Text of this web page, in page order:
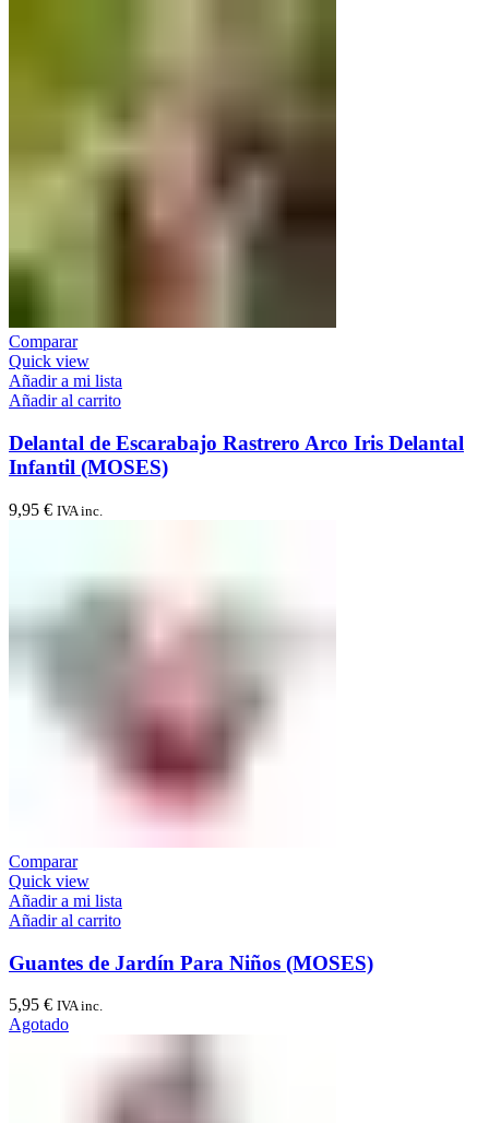
Comparar
Quick view
Añadir a mi lista
Añadir al carrito
Delantal de Escarabajo Rastrero Arco Iris Delantal
Infantil (MOSES)
9,95 € IVA inc.
Comparar
Quick view
Añadir a mi lista
Añadir al carrito
Guantes de Jardín Para Niños (MOSES)
5,95 € IVA inc.
Agotado